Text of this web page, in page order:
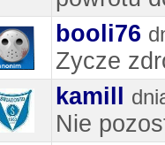
booli76
Zycze
kamill
Nie